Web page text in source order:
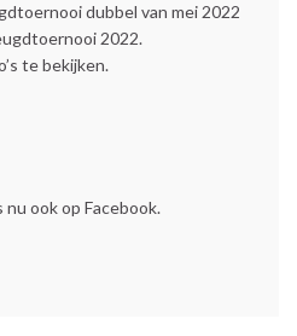
dubbel van mei 2022
2022.
te bekijken.
ook op Facebook.